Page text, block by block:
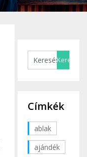
Címkék
ablak
ajándék